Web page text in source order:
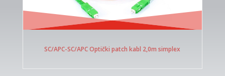
SC/APC-SC/APC Optički patch kabl 2,0m simplex